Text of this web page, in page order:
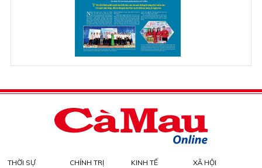
THỜI SỰ CHÍNH TRỊ KINH TẾ XÃ HỘI